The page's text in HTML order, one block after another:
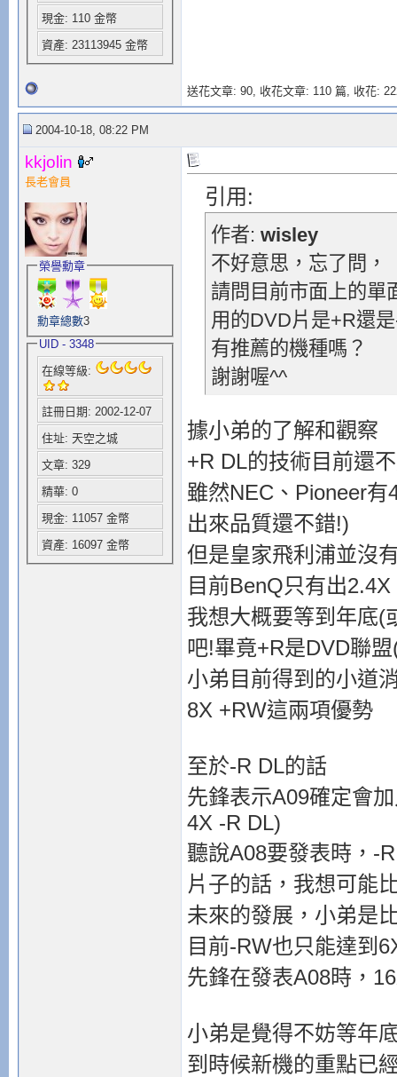
現金: 110 金幣
資產: 23113945 金幣
送花文章: 90, 收花文章: 110 篇, 收花:
2004-10-18, 08:22 PM
kkjolin
長老會員
榮譽勳章
勳章總數3
UID - 3348
在線等級:
註冊日期: 2002-12-07
住址: 天空之城
文章: 329
精華: 0
現金: 11057 金幣
資產: 16097 金幣
引用:
作者: wisley
不好意思，忘了問，
請問目前市面上的單
用的DVD片是+R還
有推薦的機種嗎？
謝謝喔^^
據小弟的了解和觀察
+R DL的技術目前還
雖然NEC、Pioneer
出來品質還不錯!)
但是皇家飛利浦並沒
目前BenQ只有出
我想大概要等到年底(
吧!畢竟+R是DVD聯
小弟目前得到的小道
8X +RW這兩項優勢
至於-R DL的話
先鋒表示A09確定會
4X -R DL)
聽說A08要發表時，-
片子的話，我想可能
未來的發展，小弟是
目前-RW也只能達到
先鋒在發表A08時，
小弟是覺得不妨等年
到時候新機的重點已